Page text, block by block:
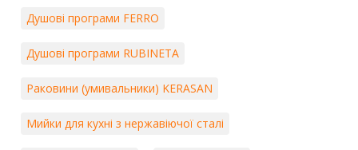
Душові програми FERRO
Душові програми RUBINETA
Раковини (умивальники) KERASAN
Мийки для кухні з нержавіючої сталі